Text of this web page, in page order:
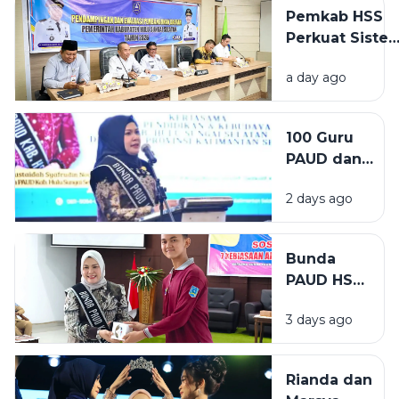
Pemkab HSS
Perkuat
Wabup Buka
Talenta untuk
Tingkatkan
a day ago
100 Guru
PAUD dan
Ikuti
Pelatihan
Learning,
Bunda
Tekankan
Pendidikan
Tanpa
Diskriminasi
2 days ago
Bunda
PAUD HSS
Pelajar
Terapkan
Kebiasaan
3 days ago
Rianda dan